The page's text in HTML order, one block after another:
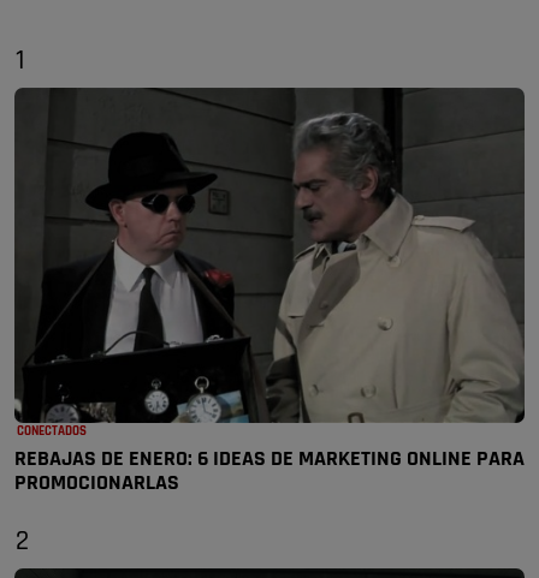
1
CONECTADOS
REBAJAS DE ENERO: 6 IDEAS DE MARKETING ONLINE PARA
PROMOCIONARLAS
2